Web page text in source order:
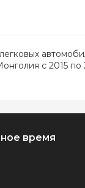
с 2015 по
время